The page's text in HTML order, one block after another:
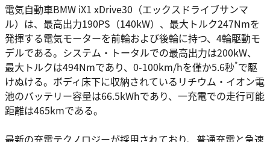
電気自動車BMW iX1 xDrive30（エックスドライブサンマ
ル）は、最高出力190PS（140kW）、最大トルク247Nmを
発揮する電気モーターを前輪および後輪に持つ、4輪駆動モ
デルである。システム・トータルでの最高出力は200kW、
最大トルクは494Nmであり、0-100km/hを僅か5.6秒*で駆
けぬける。ボディ床下に収納されているリチウム・イオン電
池のバッテリー容量は66.5kWhであり、一充電での走行可能
距離は465kmである。
最新の充電テクノロジーが採用されており、普通充電と急速